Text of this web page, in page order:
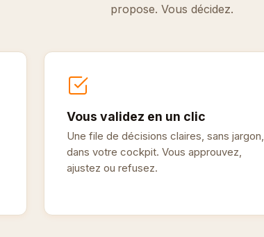
propose. Vous décidez.
Vous validez en un clic
Une file de décisions claires, sans jargon,
dans votre cockpit. Vous approuvez,
ajustez ou refusez.